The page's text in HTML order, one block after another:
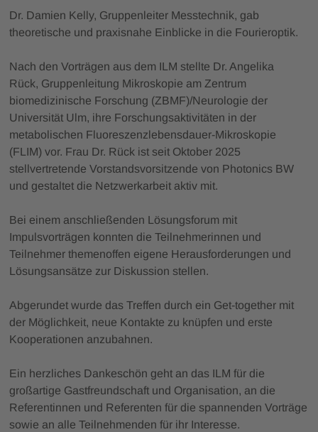
Dr. Damien Kelly, Gruppenleiter Messtechnik, gab
theoretische und praxisnahe Einblicke in die Fourieroptik.
Nach den Vorträgen aus dem ILM stellte Dr. Angelika
Rück, Gruppenleitung Mikroskopie am Zentrum
biomedizinische Forschung (ZBMF)/Neurologie der
Universität Ulm, ihre Forschungsaktivitäten in der
metabolischen Fluoreszenzlebensdauer-Mikroskopie
(FLIM) vor. Frau Dr. Rück ist seit Oktober 2025
stellvertretende Vorstandsvorsitzende von Photonics BW
und gestaltet die Netzwerkarbeit aktiv mit.
Bei einem anschließenden Lösungsforum mit
Impulsvorträgen konnten die Teilnehmerinnen und
Teilnehmer themenoffen eigene Herausforderungen und
Lösungsansätze zur Diskussion stellen.
Abgerundet wurde das Treffen durch ein Get-together mit
der Möglichkeit, neue Kontakte zu knüpfen und erste
Kooperationen anzubahnen.
Ein herzliches Dankeschön geht an das ILM für die
großartige Gastfreundschaft und Organisation, an die
Referentinnen und Referenten für die spannenden Vorträge
sowie an alle Teilnehmenden für ihr Interesse.